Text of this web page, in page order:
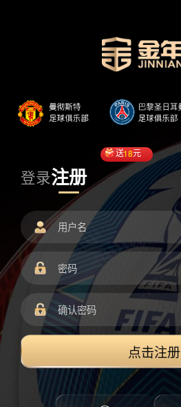
登录注册
送18元
点击注册